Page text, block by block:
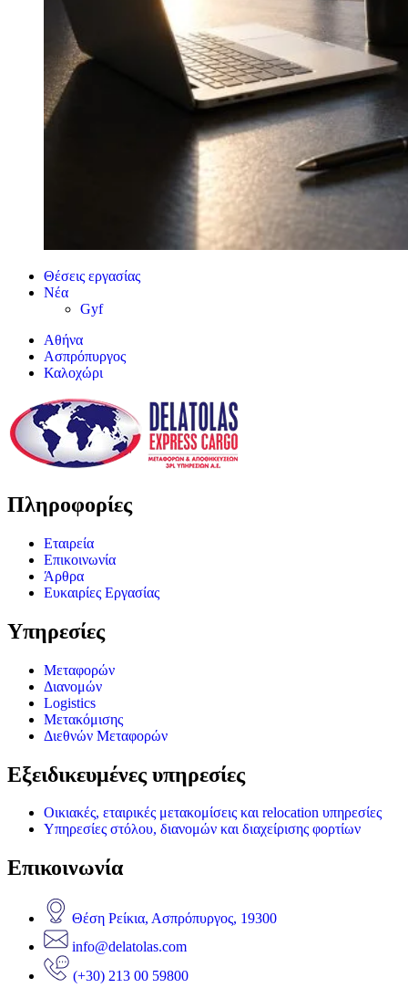
Θέσεις εργασίας
Νέα
Gyf
Αθήνα
Ασπρόπυργος
Καλοχώρι
Πληροφορίες
Εταιρεία
Επικοινωνία
Άρθρα
Ευκαιρίες Εργασίας
Υπηρεσίες
Μεταφορών
Διανομών
Logistics
Μετακόμισης
Διεθνών Μεταφορών
Εξειδικευμένες υπηρεσίες
Οικιακές, εταιρικές μετακομίσεις και relocation υπηρεσίες
Υπηρεσίες στόλου, διανομών και διαχείρισης φορτίων
Επικοινωνία
Θέση Ρείκια, Ασπρόπυργος, 19300
info@delatolas.com
(+30) 213 00 59800